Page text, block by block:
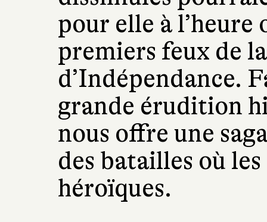
pour elle à l’heure
premiers feux de
d’Indépendance.
grande érudition
nous offre une
des batailles où
héroïques.